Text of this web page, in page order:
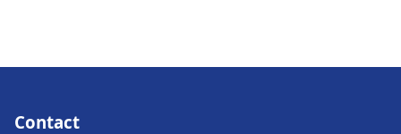
Contact